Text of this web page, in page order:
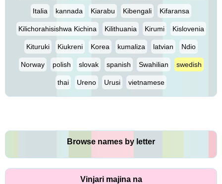
Italia kannada Kiarabu Kibengali Kifaransa
Kilichorahisishwa Kichina Kilithuania Kirumi Kislovenia
Kituruki Kiukreni Korea kumaliza latvian Ndio
Norway polish slovak spanish Swahilian swedish
thai Ureno Urusi vietnamese
Browse names by letter
Vinjari majina na